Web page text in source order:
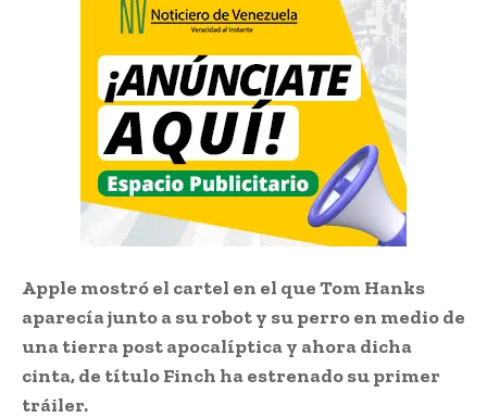
Apple mostró el cartel en el que Tom Hanks
aparecía junto a su robot y su perro en medio de
una tierra post apocalíptica y ahora dicha
cinta, de título Finch ha estrenado su primer
tráiler.